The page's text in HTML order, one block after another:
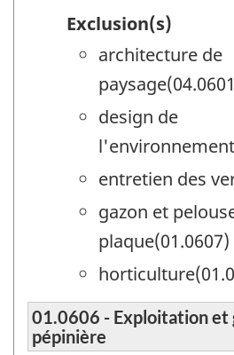
Exclusion(s)
architecture de
design de
entretien des
gazon et
plaque(01.0607)
01.0606 - Exploitation et
pépinière